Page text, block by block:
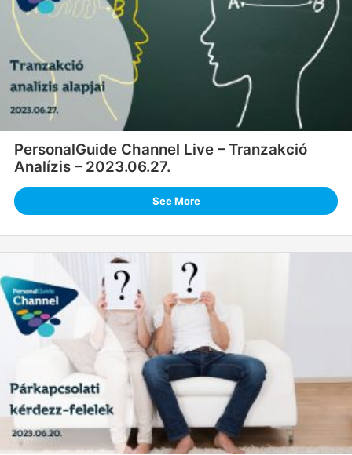
PersonalGuide Channel Live – Tranzakció
Analízis – 2023.06.27.
See More